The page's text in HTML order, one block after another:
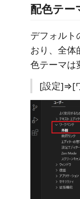
配色テー
デフォルト
おり、全体
色テーマは
[設定]⇒[